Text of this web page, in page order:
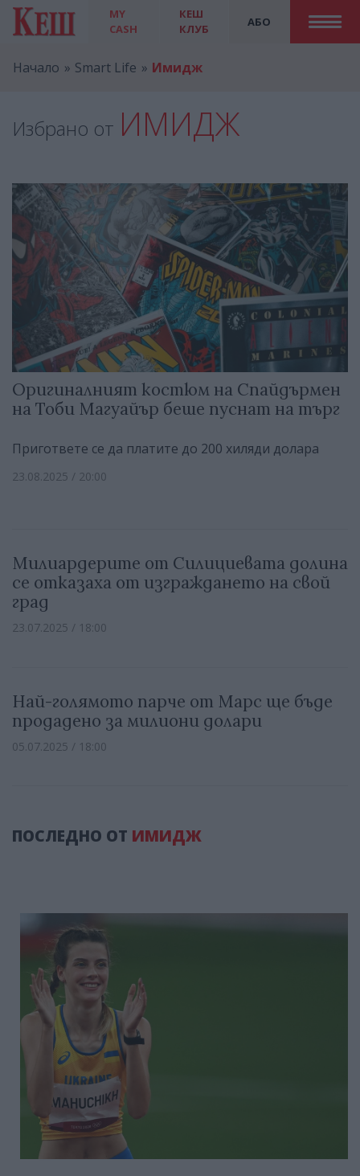
MY
CASH
АБО
КЕШ
КЛУБ
Начало Smart Life Имидж
Избрано от ИМИДЖ
Оригиналният костюм на Спайдърмен
на Тоби Магуайър беше пуснат на търг
Пригответе се да платите до 200 хиляди долара
23.08.2025 / 20:00
Милиардерите от Силициевата долина
се отказаха от изграждането на свой
град
23.07.2025 / 18:00
Най-голямото парче от Марс ще бъде
продадено за милиони долари
05.07.2025 / 18:00
ПОСЛЕДНО ОТ ИМИДЖ